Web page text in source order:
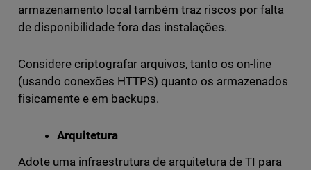
armazenamento local também traz riscos por falta
de disponibilidade fora das instalações.
Considere criptografar arquivos, tanto os on-line
(usando conexões HTTPS) quanto os armazenados
fisicamente e em backups.
Arquitetura
Adote uma infraestrutura de arquitetura de TI para